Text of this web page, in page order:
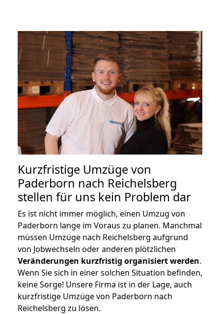
Kurzfristige Umzüge von
Paderborn nach Reichelsberg
stellen für uns kein Problem dar
Es ist nicht immer möglich, einen Umzug von
Paderborn lange im Voraus zu planen. Manchmal
müssen Umzüge nach Reichelsberg aufgrund
von Jobwechseln oder anderen plötzlichen
Veränderungen kurzfristig organisiert werden.
Wenn Sie sich in einer solchen Situation befinden,
keine Sorge! Unsere Firma ist in der Lage, auch
kurzfristige Umzüge von Paderborn nach
Reichelsberg zu lösen.